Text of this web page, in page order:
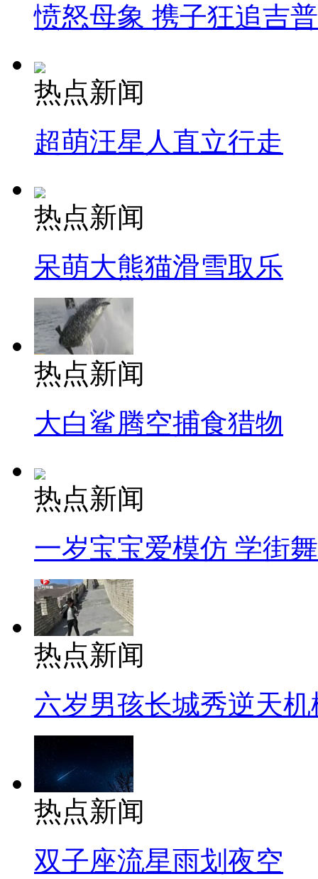
愤怒母象 携子狂追吉
热点新闻
超萌汪星人直立行走
热点新闻
呆萌大熊猫滑雪取乐
热点新闻
大白鲨腾空捕食猎物
热点新闻
一岁宝宝爱模仿 学街
热点新闻
六岁男孩长城秀逆天机
热点新闻
双子座流星雨划夜空